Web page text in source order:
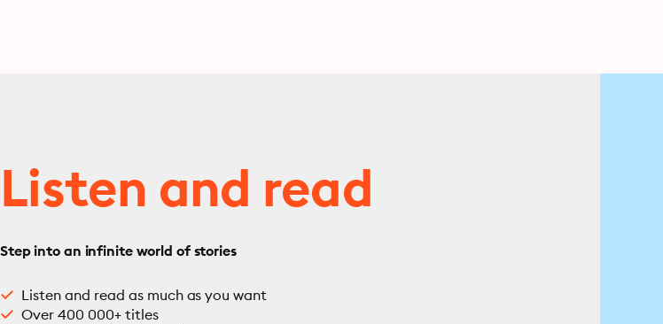
Listen and read
Step into an infinite world of stories
Listen and read as much as you want
Over 400 000+ titles